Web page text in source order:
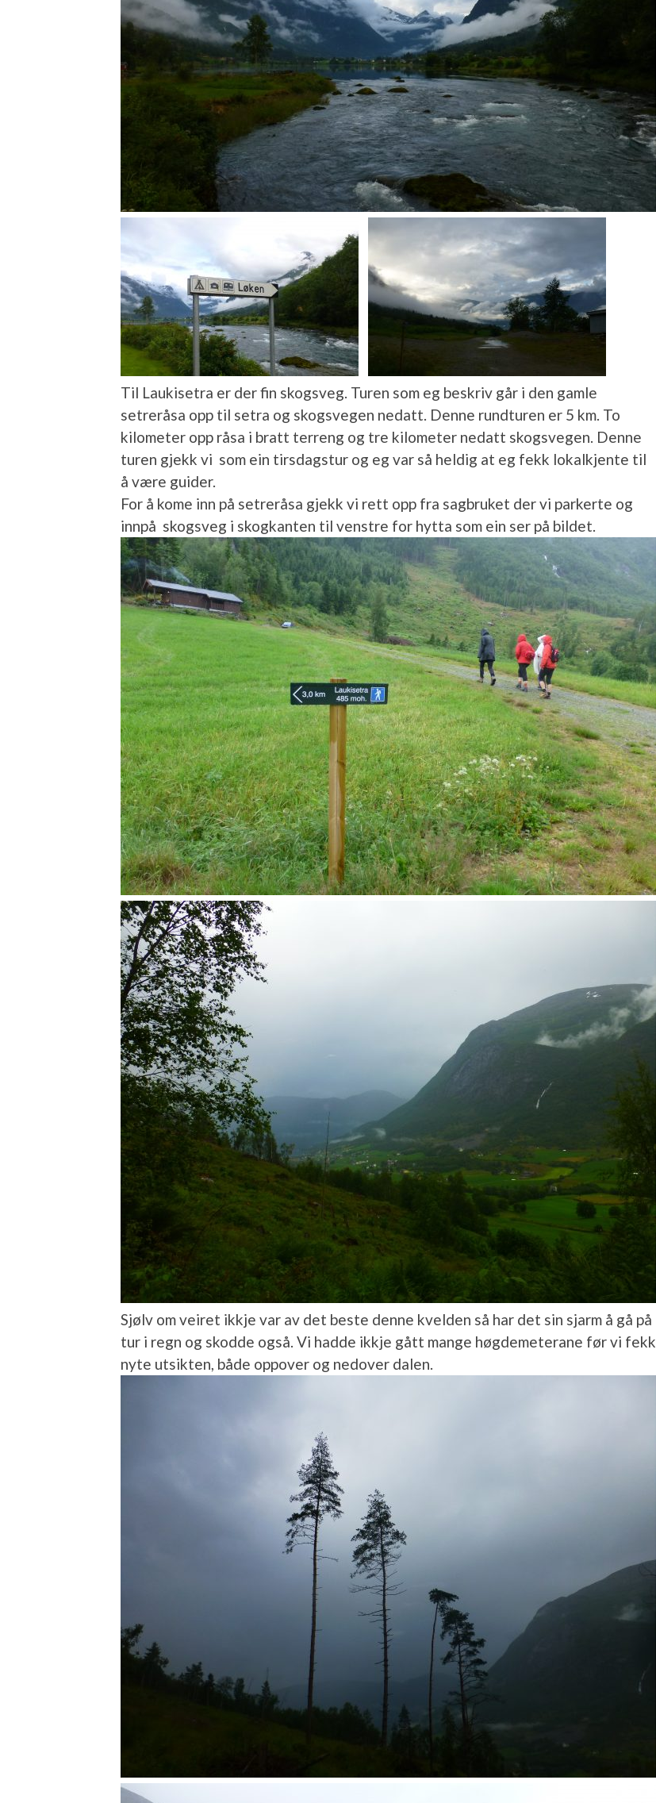
Til Laukisetra er der fin skogsveg. Turen som eg beskriv går i den gamle
setreråsa opp til setra og skogsvegen nedatt. Denne rundturen er 5 km. To
kilometer opp råsa i bratt terreng og tre kilometer nedatt skogsvegen. Denne
turen gjekk vi som ein tirsdagstur og eg var så heldig at eg fekk lokalkjente til
å være guider.
For å kome inn på setreråsa gjekk vi rett opp fra sagbruket der vi parkerte og
innpå skogsveg i skogkanten til venstre for hytta som ein ser på bildet.
Sjølv om veiret ikkje var av det beste denne kvelden så har det sin sjarm å gå på
tur i regn og skodde også. Vi hadde ikkje gått mange høgdemeterane før vi fekk
nyte utsikten, både oppover og nedover dalen.